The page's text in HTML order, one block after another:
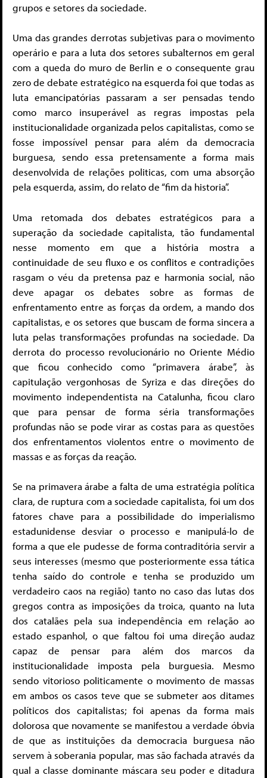
grupos e setores da sociedade.
Uma das grandes derrotas subjetivas para o movimento
operário e para a luta dos setores subalternos em geral
com a queda do muro de Berlin e o consequente grau
zero de debate estratégico na esquerda foi que todas as
luta emancipatórias passaram a ser pensadas tendo
como marco insuperável as regras impostas pela
institucionalidade organizada pelos capitalistas, como se
fosse impossível pensar para além da democracia
burguesa, sendo essa pretensamente a forma mais
desenvolvida de relações politicas, com uma absorção
pela esquerda, assim, do relato de “fim da historia”.
Uma retomada dos debates estratégicos para a
superação da sociedade capitalista, tão fundamental
nesse momento em que a história mostra a
continuidade de seu fluxo e os conflitos e contradições
rasgam o véu da pretensa paz e harmonia social, não
deve apagar os debates sobre as formas de
enfrentamento entre as forças da ordem, a mando dos
capitalistas, e os setores que buscam de forma sincera a
luta pelas transformações profundas na sociedade. Da
derrota do processo revolucionário no Oriente Médio
que ficou conhecido como “primavera árabe”, às
capitulação vergonhosas de Syriza e das direções do
movimento independentista na Catalunha, ficou claro
que para pensar de forma séria transformações
profundas não se pode virar as costas para as questões
dos enfrentamentos violentos entre o movimento de
massas e as forças da reação.
Se na primavera árabe a falta de uma estratégia política
clara, de ruptura com a sociedade capitalista, foi um dos
fatores chave para a possibilidade do imperialismo
estadunidense desviar o processo e manipulá-lo de
forma a que ele pudesse de forma contraditória servir a
seus interesses (mesmo que posteriormente essa tática
tenha saído do controle e tenha se produzido um
verdadeiro caos na região) tanto no caso das lutas dos
gregos contra as imposições da troica, quanto na luta
dos catalães pela sua independência em relação ao
estado espanhol, o que faltou foi uma direção audaz
capaz de pensar para além dos marcos da
institucionalidade imposta pela burguesia. Mesmo
sendo vitorioso politicamente o movimento de massas
em ambos os casos teve que se submeter aos ditames
políticos dos capitalistas; foi apenas da forma mais
dolorosa que novamente se manifestou a verdade óbvia
de que as instituições da democracia burguesa não
servem à soberania popular, mas são fachada através da
qual a classe dominante máscara seu poder e ditadura